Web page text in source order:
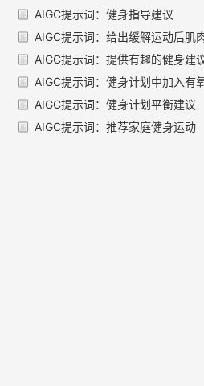
AIGC提示词：健身指导建议
AIGC提示词：给出缓解运动后肌
AIGC提示词：提供有趣的健身建
AIGC提示词：健身计划中加入有
AIGC提示词：健身计划平衡建议
AIGC提示词：推荐家庭健身运动